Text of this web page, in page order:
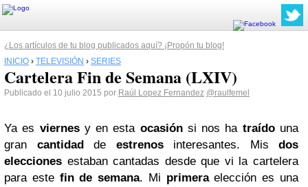
¿Los artículos de tu blog publicados aquí? ¡Propón tu blog!
INICIO › TELEVISIÓN › SERIES
Cartelera Fin de Semana (LXIV)
Publicado el 10 julio 2015 por Raúl Lopez Fernandez @raulfemel
Ya es viernesy en esta ocasiónsi nos ha traídouna
gran cantidadde estrenosinteresantes. Mis dos
elecciones estaban cantadas desde que vi la cartelera
para este fin de semana. Mi primeraelección es una